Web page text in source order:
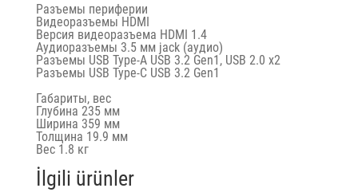
Разъемы периферии
Видеоразъемы HDMI
Версия видеоразъема HDMI 1.4
Аудиоразъемы 3.5 мм jack (аудио)
Разъемы USB Type-A USB 3.2 Gen1, USB 2.0 x2
Разъемы USB Type-C USB 3.2 Gen1
Габариты, вес
Глубина 235 мм
Ширина 359 мм
Толщина 19.9 мм
Вес 1.8 кг
İlgili ürünler